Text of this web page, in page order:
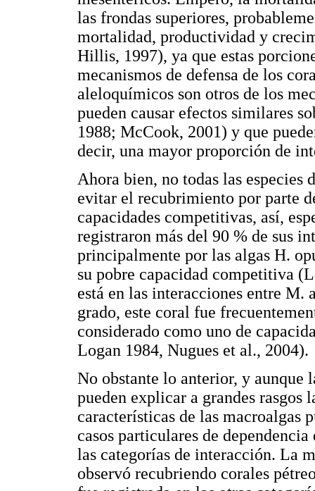
las frondas superiores,
mortalidad, productividad y
Hillis, 1997), ya que estas
mecanismos de defensa de los
aleloquímicos son otros de los
pueden causar efectos similares
1988; McCook, 2001) y que
decir, una mayor proporción de
Ahora bien, no todas las especies
evitar el recubrimiento por parte
capacidades competitivas, así,
registraron más del 90 % de sus
principalmente por las algas H.
su pobre capacidad competitiva
está en las interacciones entre
grado, este coral fue
considerado como uno de
Logan 1984, Nugues et al., 2004).
No obstante lo anterior, y aunque
pueden explicar a grandes rasgos
características de las macroalgas
casos particulares de
las categorías de interacción. La
observó recubriendo corales